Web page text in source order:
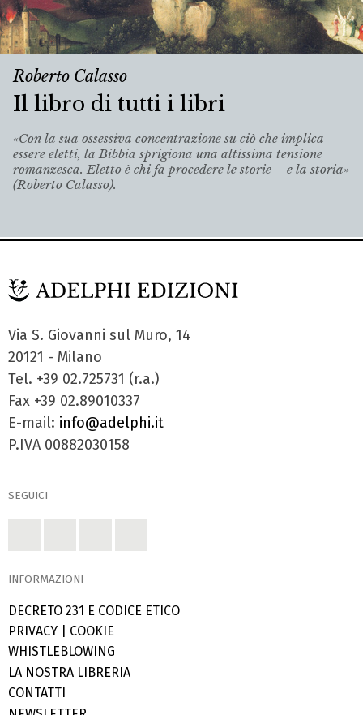
Roberto Calasso
Il libro di tutti i libri
«Con la sua ossessiva concentrazione su ciò che implica
essere eletti, la Bibbia sprigiona una altissima tensione
romanzesca. Eletto è chi fa procedere le storie – e la storia»
(Roberto Calasso).
Via S. Giovanni sul Muro, 14
20121 - Milano
Tel. +39 02.725731 (r.a.)
Fax +39 02.89010337
E-mail: info@adelphi.it
P.IVA 00882030158
SEGUICI
INFORMAZIONI
DECRETO 231 E CODICE ETICO
PRIVACY
COOKIE
WHISTLEBLOWING
LA NOSTRA LIBRERIA
CONTATTI